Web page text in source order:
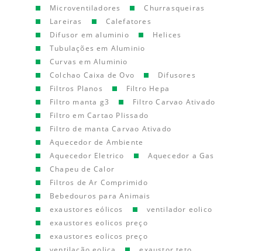
Microventiladores
Churrasqueiras
Lareiras
Calefatores
Difusor em aluminio
Helices
Tubulações em Aluminio
Curvas em Aluminio
Colchao Caixa de Ovo
Difusores
Filtros Planos
Filtro Hepa
Filtro manta g3
Filtro Carvao Ativado
Filtro em Cartao Plissado
Filtro de manta Carvao Ativado
Aquecedor de Ambiente
Aquecedor Eletrico
Aquecedor a Gas
Chapeu de Calor
Filtros de Ar Comprimido
Bebedouros para Animais
exaustores eólicos
ventilador eolico
exaustores eolicos preço
exaustores eolicos preço